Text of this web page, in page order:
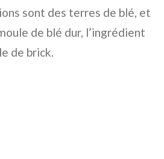
sont des terres de blé, et
de blé dur, l’ingrédient
de brick.